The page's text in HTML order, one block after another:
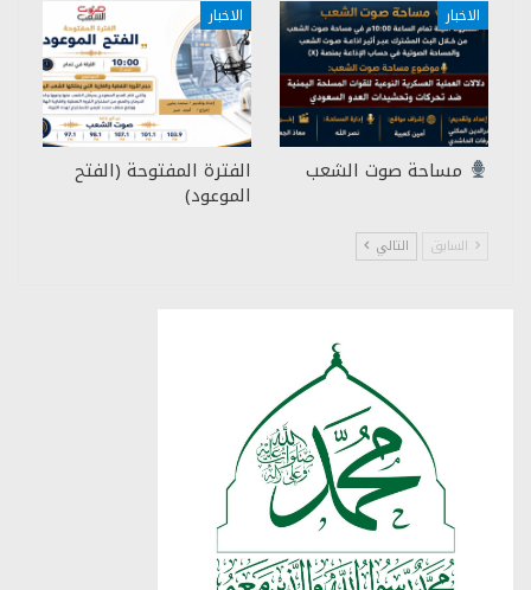
الاخبار
مساحة صوت الشعب
الاخبار
الفترة المفتوحة (الفتح
الموعود)
السابق التالي